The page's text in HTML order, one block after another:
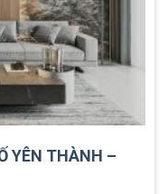
YÊN THÀNH –